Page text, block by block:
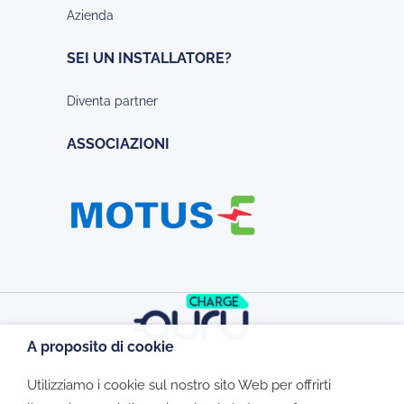
Azienda
SEI UN INSTALLATORE?
Diventa partner
ASSOCIAZIONI
©2026 - CGV - Informativa Privacy -
A proposito di cookie
Utilizziamo i cookie sul nostro sito Web per offrirti